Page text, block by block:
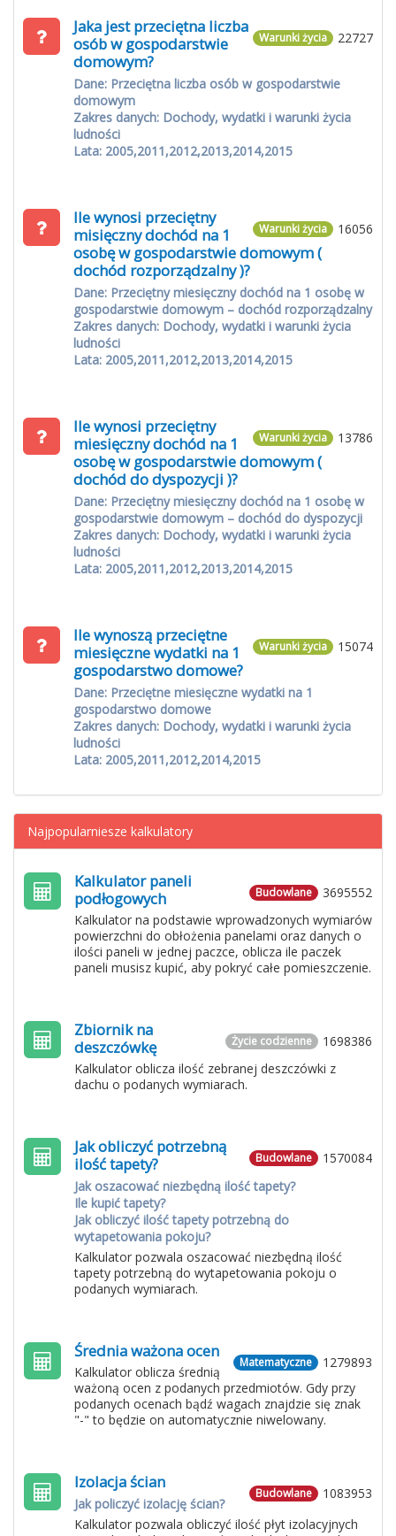
22727
Warunki życia
Jaka jest przeciętna liczba
osób w gospodarstwie
domowym?
Dane: Przeciętna liczba osób w gospodarstwie
domowym
Zakres danych: Dochody, wydatki i warunki życia
ludności
Lata: 2005,2011,2012,2013,2014,2015
16056
Warunki życia
Ile wynosi przeciętny
misięczny dochód na 1
osobę w gospodarstwie domowym (
dochód rozporządzalny )?
Dane: Przeciętny miesięczny dochód na 1 osobę w
gospodarstwie domowym – dochód rozporządzalny
Zakres danych: Dochody, wydatki i warunki życia
ludności
Lata: 2005,2011,2012,2013,2014,2015
13786
Warunki życia
Ile wynosi przeciętny
miesięczny dochód na 1
osobę w gospodarstwie domowym (
dochód do dyspozycji )?
Dane: Przeciętny miesięczny dochód na 1 osobę w
gospodarstwie domowym – dochód do dyspozycji
Zakres danych: Dochody, wydatki i warunki życia
ludności
Lata: 2005,2011,2012,2013,2014,2015
15074
Warunki życia
Ile wynoszą przeciętne
miesięczne wydatki na 1
gospodarstwo domowe?
Dane: Przeciętne miesięczne wydatki na 1
gospodarstwo domowe
Zakres danych: Dochody, wydatki i warunki życia
ludności
Lata: 2005,2011,2012,2014,2015
Najpopularniesze kalkulatory
3695552
Budowlane
Kalkulator paneli
podłogowych
Kalkulator na podstawie wprowadzonych wymiarów
powierzchni do obłożenia panelami oraz danych o
ilości paneli w jednej paczce, oblicza ile paczek
paneli musisz kupić, aby pokryć całe pomieszczenie.
1698386
Życie codzienne
Zbiornik na
deszczówkę
Kalkulator oblicza ilość zebranej deszczówki z
dachu o podanych wymiarach.
1570084
Budowlane
Jak obliczyć potrzebną
ilość tapety?
Jak oszacować niezbędną ilość tapety?
Ile kupić tapety?
Jak obliczyć ilość tapety potrzebną do
wytapetowania pokoju?
Kalkulator pozwala oszacować niezbędną ilość
tapety potrzebną do wytapetowania pokoju o
podanych wymiarach.
1279893
Matematyczne
Średnia ważona ocen
Kalkulator oblicza średnią
ważoną ocen z podanych przedmiotów. Gdy przy
podanych ocenach bądź wagach znajdzie się znak
"-" to będzie on automatycznie niwelowany.
1083953
Budowlane
Izolacja ścian
Jak policzyć izolację ścian?
Kalkulator pozwala obliczyć ilość płyt izolacyjnych